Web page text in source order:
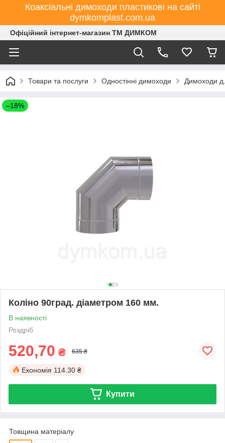
Коаксіальні димоходи пластикові на сайті
dymkomplast.com.ua
Офіційний інтернет-магазин ТМ ДИМКОМ
Товари та послуги Одностінні димоходи Димоходи
–18%
Коліно 90град. діаметром 160 мм.
В наявності
Роздріб
520,70 ₴ 635 ₴
Економія 114.30 ₴
Купити
Товщина матеріалу